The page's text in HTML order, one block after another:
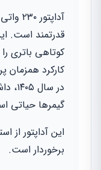
قدرتمند است.
کوتاهی باتری
کارکرد همزمان
در
گیمرها حیاتی
این آداپتور از
برخوردار است.